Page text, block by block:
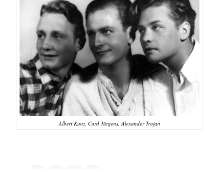
Albert Kunz, Curd Jürgens, Alexander Trojan